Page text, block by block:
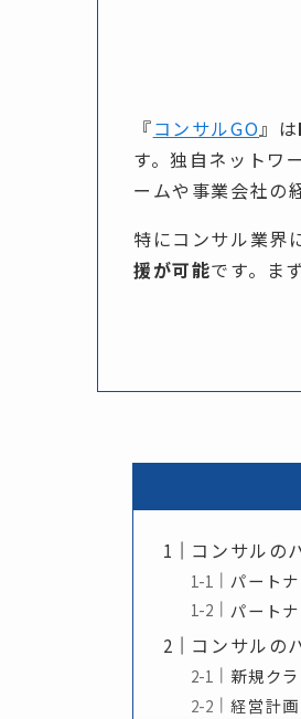
『コンサルGO』は​
す。​独自ネットワ
ームや​事業会社の​
特に​コンサル業界
援が可能です。​ま
コンサルの
パート
パート
コンサルの
新規ク
経営計